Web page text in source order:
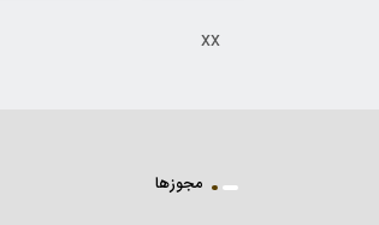
xx
مجوزها